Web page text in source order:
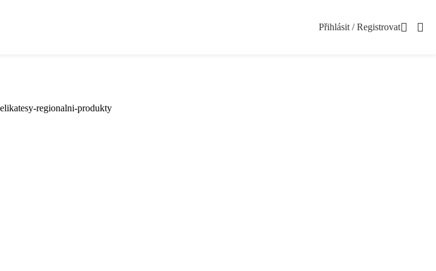
Přihlásit / Registrovat